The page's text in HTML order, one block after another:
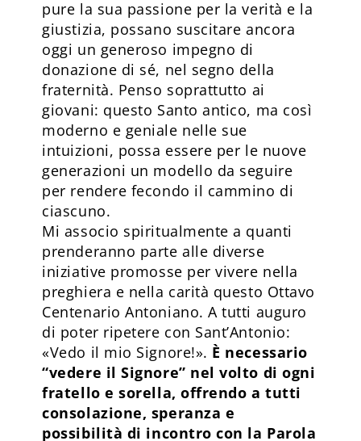
pure la sua passione per la verità e la
giustizia, possano suscitare ancora
oggi un generoso impegno di
donazione di sé, nel segno della
fraternità. Penso soprattutto ai
giovani: questo Santo antico, ma così
moderno e geniale nelle sue
intuizioni, possa essere per le nuove
generazioni un modello da seguire
per rendere fecondo il cammino di
ciascuno.
Mi associo spiritualmente a quanti
prenderanno parte alle diverse
iniziative promosse per vivere nella
preghiera e nella carità questo Ottavo
Centenario Antoniano. A tutti auguro
di poter ripetere con Sant’Antonio:
«Vedo il mio Signore!». È necessario
“vedere il Signore” nel volto di ogni
fratello e sorella, offrendo a tutti
consolazione, speranza e
possibilità di incontro con la Parola